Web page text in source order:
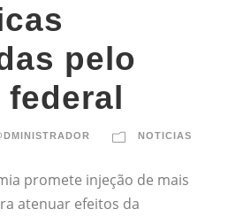
pelo
NOTICIAS
promete injeção de mais
atenuar efeitos da